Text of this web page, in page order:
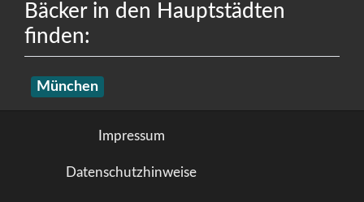
Bäcker in den Hauptstädten
finden:
München
Impressum
Datenschutzhinweise